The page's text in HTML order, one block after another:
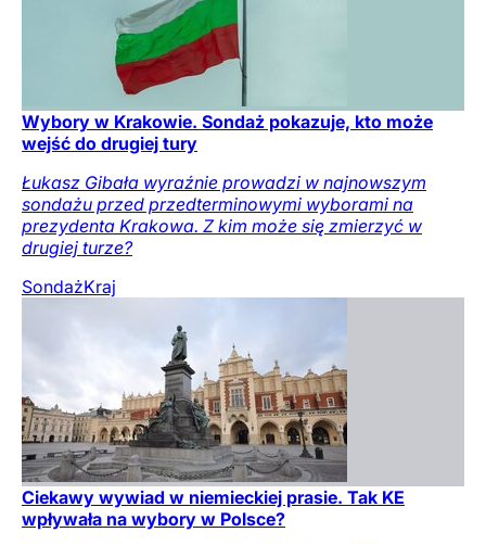
Wybory w Krakowie. Sondaż pokazuje, kto może
wejść do drugiej tury
Łukasz Gibała wyraźnie prowadzi w najnowszym
sondażu przed przedterminowymi wyborami na
prezydenta Krakowa. Z kim może się zmierzyć w
drugiej turze?
SondażKraj
Ciekawy wywiad w niemieckiej prasie. Tak KE
wpływała na wybory w Polsce?